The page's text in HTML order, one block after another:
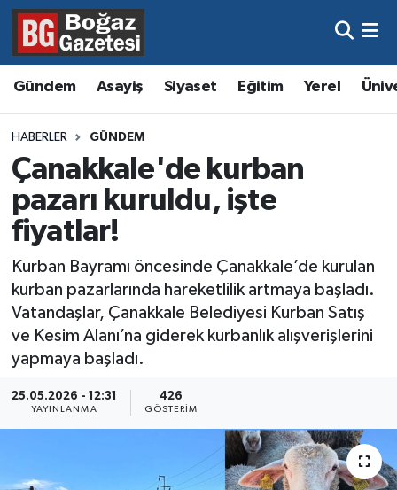
Gündem Asayiş Siyaset Eğitim Yerel
HABERLER GÜNDEM
Çanakkale'de kurban
pazarı kuruldu, işte
fiyatlar!
Kurban Bayramı öncesinde Çanakkale’de kurulan
kurban pazarlarında hareketlilik artmaya başladı.
Vatandaşlar, Çanakkale Belediyesi Kurban Satış
ve Kesim Alanı’na giderek kurbanlık alışverişlerini
yapmaya başladı.
25.05.2026 - 12:31
YAYINLANMA
426
GÖSTERIM
Asayiş
Eğitim
Ekonomi
Gündem
Magazin
Resmi İlanlar
Hava Durumu
Trafik Durumu
Süper Lig Puan Durumu ve Fikstür
Tüm Manşetler
Haber Arşivi